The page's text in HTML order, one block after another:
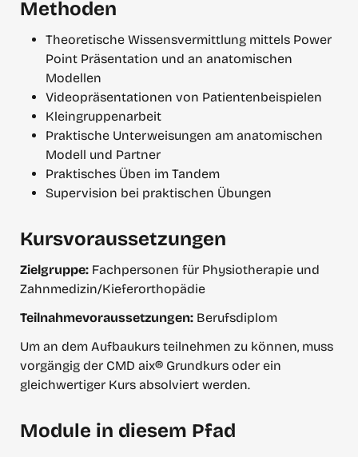
Methoden
Theoretische Wissensvermittlung mittels Power
Point Präsentation und an anatomischen
Modellen
Videopräsentationen von Patientenbeispielen
Kleingruppenarbeit
Praktische Unterweisungen am anatomischen
Modell und Partner
Praktisches Üben im Tandem
Supervision bei praktischen Übungen
Kursvoraussetzungen
Zielgruppe: Fachpersonen für Physiotherapie und
Zahnmedizin/Kieferorthopädie
Teilnahme­voraussetzungen: Berufsdiplom
Um an dem Aufbaukurs teilnehmen zu können, muss
vorgängig der CMD aix® Grundkurs oder ein
gleichwertiger Kurs absolviert werden.
Module in diesem Pfad